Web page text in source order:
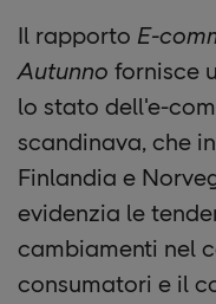
Il rapporto E-
Autunno fornisce
lo stato dell'e-
scandinava, che
Finlandia e
evidenzia le
cambiamenti nel
consumatori e il